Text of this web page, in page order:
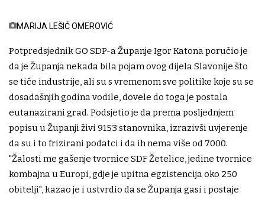
MARIJA LEŠIĆ OMEROVIĆ
Potpredsjednik GO SDP-a Županje Igor Katona poručio je
da je Županja nekada bila pojam ovog dijela Slavonije što
se tiče industrije, ali su s vremenom sve politike koje su se
dosadašnjih godina vodile, dovele do toga je postala
eutanazirani grad. Podsjetio je da prema posljednjem
popisu u Županji živi 9153 stanovnika, izrazivši uvjerenje
da su i to frizirani podatci i da ih nema više od 7000.
"Žalosti me gašenje tvornice SDF Žetelice, jedine tvornice
kombajna u Europi, gdje je upitna egzistencija oko 250
obitelji", kazao je i ustvrdio da se Županja gasi i postaje